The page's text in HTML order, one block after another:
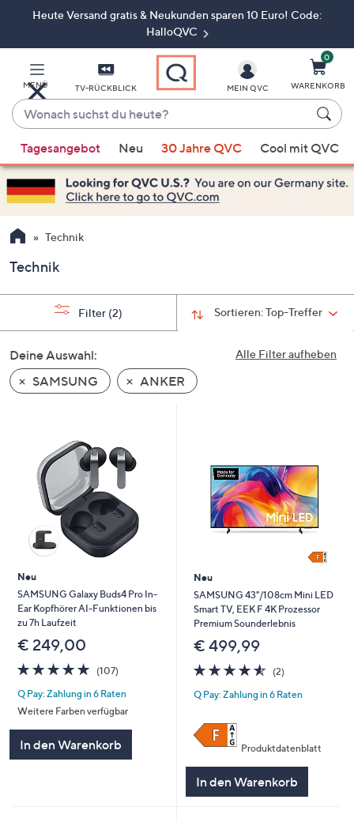
ZumHeute Versand gratis & Neukunden sparen 10 Euro! Code:
HalloQVC
MENÜ TV-RÜCKBLICK
Wonach
suchst
du
heute?
Vorschläge
verfügbar
sind,
verwenden
Sie
Pfeiltasten
nach
und
nach
unten
oder
Touch-
Geräten
bzw.
rechts,
um
diese
anzuzeigen.
MEIN QVC
0
WARENKORB
Tagesangebot Neu 30 Jahre QVC Cool mit QVC
Technik
Technik
Sortieren:Top-Treffer
Filter (2)
Alle Filter aufheben
Deine Auswahl:
SAMSUNG
ANKER
Neu
SAMSUNG Galaxy Buds4 Pro In-
Ear Kopfhörer AI-Funktionen bis
zu 7h Laufzeit
€ 249,00
4.8
von
5
(107)107
Q Pay: Zahlung in 6 Raten
Weitere Farben verfügbar
In den Warenkorb
Neu
SAMSUNG 43"/108cm Mini LED
Smart TV, EEK F 4K Prozessor
Premium Sounderlebnis
€ 499,99
4.5
von
5
(2)2
Q Pay: Zahlung in 6 Raten
Produktdatenblatt
In den Warenkorb